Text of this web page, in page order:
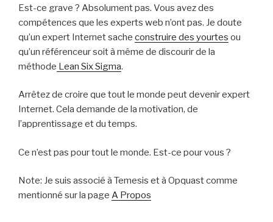
Est-ce grave ? Absolument pas. Vous avez des
compétences que les experts web n’ont pas. Je doute
qu’un expert Internet sache construire des yourtes ou
qu’un référenceur soit à même de discourir de la
méthode Lean Six Sigma.
Arrêtez de croire que tout le monde peut devenir expert
Internet. Cela demande de la motivation, de
l’apprentissage et du temps.
Ce n’est pas pour tout le monde. Est-ce pour vous ?
Note: Je suis associé à Temesis et à Opquast comme
mentionné sur la page A Propos